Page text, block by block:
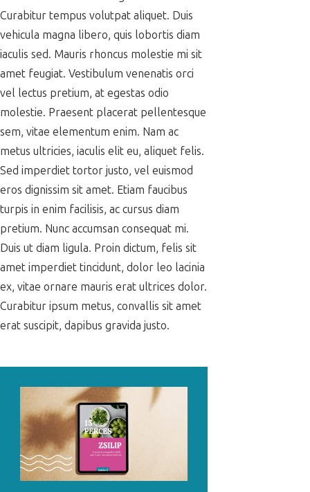
Curabitur tempus volutpat aliquet. Duis
vehicula magna libero, quis lobortis diam
iaculis sed. Mauris rhoncus molestie mi sit
amet feugiat. Vestibulum venenatis orci
vel lectus pretium, at egestas odio
molestie. Praesent placerat pellentesque
sem, vitae elementum enim. Nam ac
metus ultricies, iaculis elit eu, aliquet felis.
Sed imperdiet tortor justo, vel euismod
eros dignissim sit amet. Etiam faucibus
turpis in enim facilisis, ac cursus diam
pretium. Nunc accumsan consequat mi.
Duis ut diam ligula. Proin dictum, felis sit
amet imperdiet tincidunt, dolor leo lacinia
ex, vitae ornare mauris erat ultrices dolor.
Curabitur ipsum metus, convallis sit amet
erat suscipit, dapibus gravida justo.